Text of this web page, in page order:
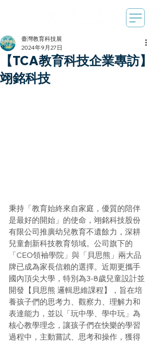
【TCA教育科技企業專訪】
翊銘科技
臺灣教育科技展
2024年9月27日
秉持「教育始終來自家庭，優質的陪伴
是最好的開始」的使命，翊銘科技股份
有限公司推廣幼兒教育不遺餘力，深耕
兒童創新科技教育領域。公司旗下的
「CEO領袖學院」與「貝思熊」兩大品
牌已成為家長信賴的選擇。近期更攜手
國內頂尖大學，特別為3-8歲兒童設計並
開發【貝思熊 邏輯思維課程】，旨在培
養孩子們的思考力、觀察力、理解力和
表達能力，並以「玩中學、學中玩」為
核心教學理念，讓孩子們在快樂的學習
過程中，主動嘗試、思考和操作，獲得